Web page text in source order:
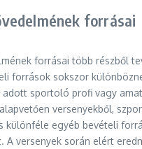
forrásai
forrásai több részből
források sokszor
sportoló profi vagy
versenyekből,
különféle egyéb bevételi
A versenyek során elért